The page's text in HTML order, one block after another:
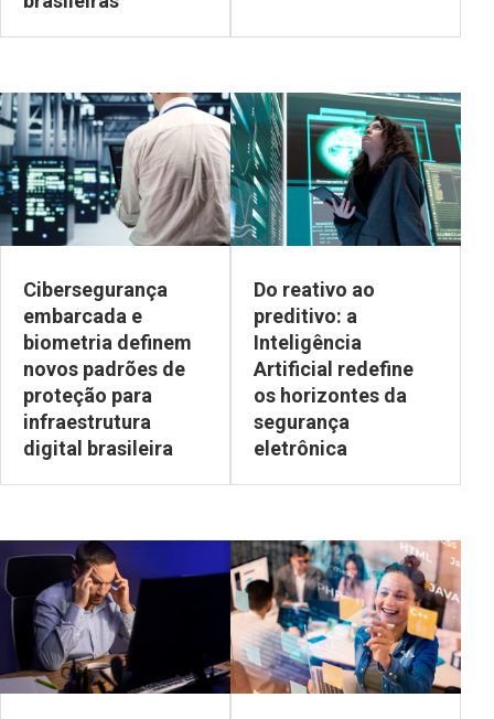
Cibersegurança
embarcada e
biometria definem
novos padrões de
proteção para
infraestrutura
digital brasileira
Do reativo ao
preditivo: a
Inteligência
Artificial redefine
os horizontes da
segurança
eletrônica